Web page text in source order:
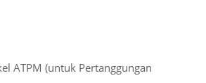
ATPM (untuk Pertanggungan